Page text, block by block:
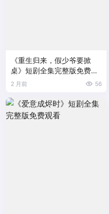
《重生归来，假少爷要掀
桌》短剧全集完整版免费观
看
2 月前 56